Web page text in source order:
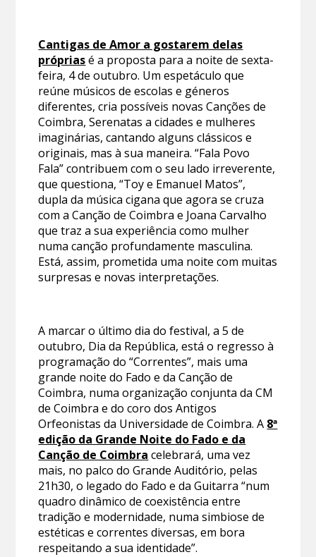
Cantigas de Amor a gostarem delas
própriasé a proposta para a noite de sexta-
feira, 4 de outubro. Um espetáculo que
reúne músicos de escolas e géneros
diferentes, cria possíveis novas Canções de
Coimbra, Serenatas a cidades e mulheres
imaginárias, cantando alguns clássicos e
originais, mas à sua maneira. “Fala Povo
Fala” contribuem com o seu lado irreverente,
que questiona, “Toy e Emanuel Matos”,
dupla da música cigana que agora se cruza
com a Canção de Coimbra e Joana Carvalho
que traz a sua experiência como mulher
numa canção profundamente masculina.
Está, assim, prometida uma noite com muitas
surpresas e novas interpretações.
A marcar o último dia do festival, a 5 de
outubro, Dia da República, está o regresso à
programação do “Correntes”, mais uma
grande noite do Fado e da Canção de
Coimbra, numa organização conjunta da CM
de Coimbra e do coro dos Antigos
Orfeonistas da Universidade de Coimbra. A 8ª
edição da Grande Noite do Fado e da
Canção de Coimbra celebrará, uma vez
mais, no palco do Grande Auditório, pelas
21h30, o legado do Fado e da Guitarra “num
quadro dinâmico de coexistência entre
tradição e modernidade, numa simbiose de
estéticas e correntes diversas, em bora
respeitando a sua identidade”.